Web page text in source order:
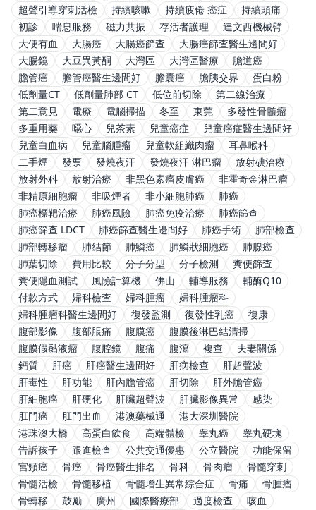
超聲引導穿刺活檢
持續咳嗽 持續疲倦 癌症
持續頭痛
初診
喘息服務 磁力共振 存活者護理
達文西機械臂
大便有血
大腸癌 大腸癌篩查
大腸癌篩查醫生邊間好
大腸鏡
大豆異黃酮 大灣區 大灣區醫療
膽道癌
膽管癌
膽管癌醫生邊間好 膽囊癌 膽胰交界
蛋白粉
低劑量CT
低劑量肺部 CT 低位前切除
第二線治療
第二意見
電療 電腦掃描 冬至 東莞
多發性骨髓瘤
多重用藥
噁心 兒茶素 兒童癌症
兒童癌症醫生邊間好
兒童白血病
兒童腦腫瘤 兒童軟組織肉瘤
耳鼻喉科
二手煙
發票 發燒夜汗 發燒夜汗 淋巴瘤
放射碘治療
放射外科
放射治療 非黑色素瘤皮膚癌
非霍奇金淋巴瘤
非精原細胞瘤
非吸煙者 非小細胞肺癌
肺癌
肺癌標靶治療
肺癌風險 肺癌免疫治療
肺癌篩查
肺癌篩查 LDCT
肺癌篩查醫生邊間好 肺癌手術
肺部檢查
肺部轉移瘤
肺結節 肺鱗癌 肺鱗狀細胞癌
肺腺癌
肺葉切除
費用比較 分子分型 分子檢測
糞便篩查
糞便隱血測試
風險計算機 佛山 輔導服務
輔酶Q10
付款方式
婦科檢查 婦科腫瘤
婦科腫瘤科
婦科腫瘤科醫生邊間好
復發監測 復發性乳癌
復康
腹部影像
腹部脹痛 腹膜癌
腹膜後淋巴結清掃
腹膜假黏液瘤
腹腔鏡 腹痛 腹瀉 複查
夫妻關係
鈣質
肝癌 肝癌醫生邊間好 肝病檢查
肝超聲波
肝毒性
肝功能 肝內膽管癌 肝切除
肝外膽管癌
肝細胞癌
肝硬化 肝臟超聲波 肝臟影像異常
感染
肛門癌
肛門出血 港澳藥械通
港大深圳醫院
港珠澳大橋
高蛋白飲食 高端體檢 睾丸癌
睾丸硬塊
告訴孩子
跟進檢查 公共交通優惠 公立醫院
功能保留
宮頸癌
骨癌 骨癌醫生排名 骨科 骨肉瘤
骨髓穿刺
骨髓活檢
骨髓移植 骨髓增生異常綜合症 骨痛
骨腫瘤
骨轉移
鼓勵 廣州 國際醫療部 過度檢查
咳血